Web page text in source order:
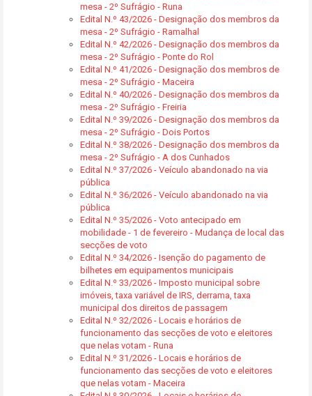
mesa - 2º Sufrágio - Runa
Edital N.º 43/2026 - Designação dos membros da
mesa - 2º Sufrágio - Ramalhal
Edital N.º 42/2026 - Designação dos membros da
mesa - 2º Sufrágio - Ponte do Rol
Edital N.º 41/2026 - Designação dos membros de
mesa - 2º Sufrágio - Maceira
Edital N.º 40/2026 - Designação dos membros da
mesa - 2º Sufrágio - Freiria
Edital N.º 39/2026 - Designação dos membros da
mesa - 2º Sufrágio - Dois Portos
Edital N.º 38/2026 - Designação dos membros da
mesa - 2º Sufrágio - A dos Cunhados
Edital N.º 37/2026 - Veículo abandonado na via
pública
Edital N.º 36/2026 - Veículo abandonado na via
pública
Edital N.º 35/2026 - Voto antecipado em
mobilidade - 1 de fevereiro - Mudança de local das
secções de voto
Edital N.º 34/2026 - Isenção do pagamento de
bilhetes em equipamentos municipais
Edital N.º 33/2026 - Imposto municipal sobre
imóveis, taxa variável de IRS, derrama, taxa
municipal dos direitos de passagem
Edital N.º 32/2026 - Locais e horários de
funcionamento das secções de voto e eleitores
que nelas votam - Runa
Edital N.º 31/2026 - Locais e horários de
funcionamento das secções de voto e eleitores
que nelas votam - Maceira